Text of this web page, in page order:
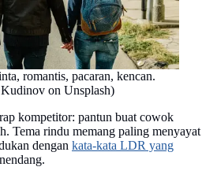
romantis, pacaran, kencan.
on Unsplash)
kompetitor: pantun buat cowok
Tema rindu memang paling menyayat
dengan kata-kata LDR yang